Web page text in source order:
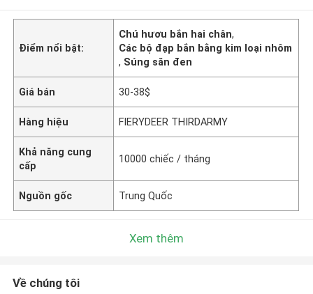
Điểm nổi bật:
Chú hươu bắn hai chân,
Các bộ đạp bắn bằng kim loại nhôm
, Súng săn đen
Giá bán 30-38$
Hàng hiệu FIERYDEER THIRDARMY
Khả năng cung
cấp
10000 chiếc / tháng
Nguồn gốc Trung Quốc
Xem thêm
Về chúng tôi